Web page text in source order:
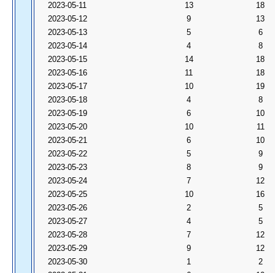
2023-05-11
13
18
2023-05-12
9
13
2023-05-13
5
6
2023-05-14
4
8
2023-05-15
14
18
2023-05-16
11
18
2023-05-17
10
19
2023-05-18
4
8
2023-05-19
6
10
2023-05-20
10
11
2023-05-21
6
10
2023-05-22
5
9
2023-05-23
8
9
2023-05-24
7
12
2023-05-25
10
16
2023-05-26
2
5
2023-05-27
4
5
2023-05-28
7
12
2023-05-29
9
12
2023-05-30
1
2